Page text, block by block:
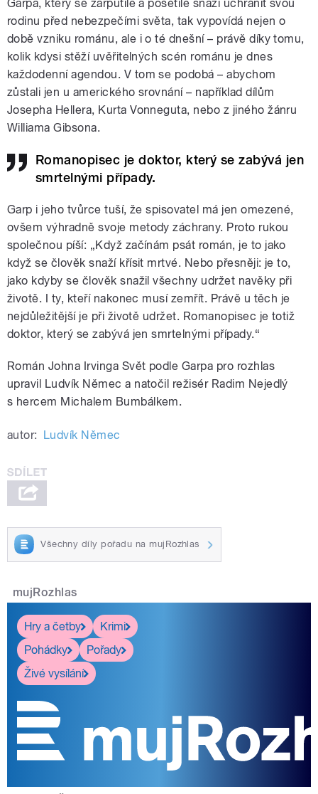
Garpa, který se zarputile a pošetile snaží uchránit svou
rodinu před nebezpečími světa, tak vypovídá nejen o
době vzniku románu, ale i o té dnešní – právě díky tomu,
kolik kdysi stěží uvěřitelných scén románu je dnes
každodenní agendou. V tom se podobá – abychom
zůstali jen u amerického srovnání – například dílům
Josepha Hellera, Kurta Vonneguta, nebo z jiného žánru
Williama Gibsona.
Romanopisec je doktor, který se zabývá jen
smrtelnými případy.
Garp i jeho tvůrce tuší, že spisovatel má jen omezené,
ovšem výhradně svoje metody záchrany. Proto rukou
společnou píší: „Když začínám psát román, je to jako
když se člověk snaží křísit mrtvé. Nebo přesněji: je to,
jako kdyby se člověk snažil všechny udržet navěky při
životě. I ty, kteří nakonec musí zemřít. Právě u těch je
nejdůležitější je při životě udržet. Romanopisec je totiž
doktor, který se zabývá jen smrtelnými případy.“
Román Johna Irvinga Svět podle Garpa pro rozhlas
upravil Ludvík Němec a natočil režisér Radim Nejedlý
s hercem Michalem Bumbálkem.
autor: Ludvík Němec
Všechny díly pořadu na mujRozhlas
mujRozhlas
Hry a četby
Krimi
Pohádky
Pořady
Živé vysílání